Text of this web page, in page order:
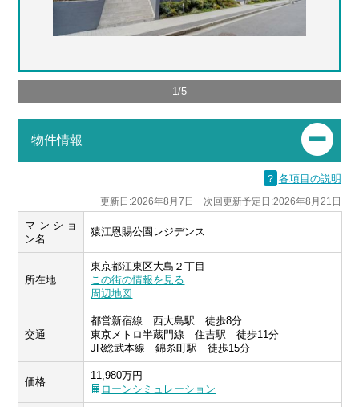
1/5
物件情報
？ 各項目の説明
更新日:2026年8月7日 次回更新予定日:2026年8月21日
マンショ
ン名
猿江恩賜公園レジデンス
所在地
東京都江東区大島２丁目
この街の情報を見る
周辺地図
交通
都営新宿線 西大島駅 徒歩8分
東京メトロ半蔵門線 住吉駅 徒歩11分
JR総武本線 錦糸町駅 徒歩15分
価格
11,980万円
ローンシミュレーション